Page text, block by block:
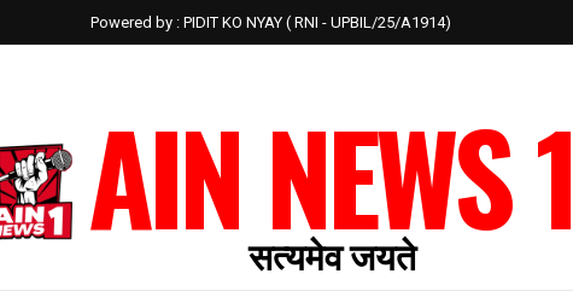
Powered by : PIDIT KO NYAY ( RNI - UPBIL/25/A1914)
AIN NEWS 1
सत्यमेव जयते